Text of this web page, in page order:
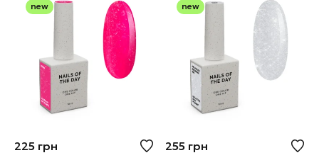
new
225 грн
new
255 грн